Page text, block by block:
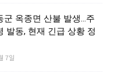
군 옥종면 산불 발생…주
발동, 현재 긴급 상황 정
7일